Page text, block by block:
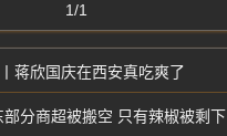
1/1
蒋欣国庆在西安真吃爽了
部分商超被搬空 只有辣椒被剩下